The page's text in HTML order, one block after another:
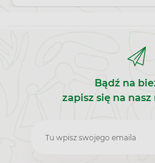
ochronę naskórka.
Bądź na
zapisz się na
Zapisz
do